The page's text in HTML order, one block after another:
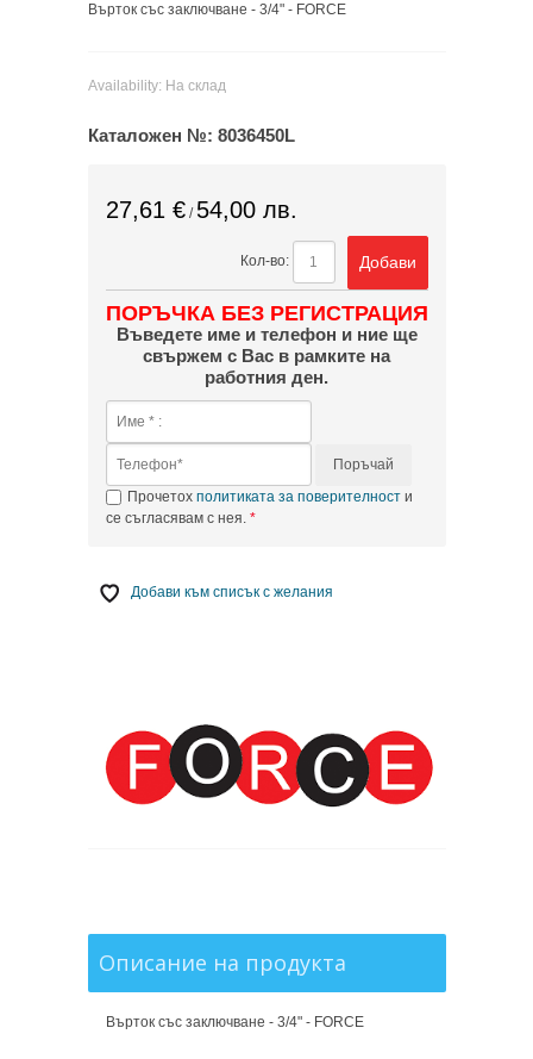
Върток със заключване - 3/4" - FORCE
Availability: На склад
Каталожен №: 8036450L
27,61 €/ 54,00 лв.
Кол-во: Добави
ПОРЪЧКА БЕЗ РЕГИСТРАЦИЯ
Въведете име и телефон и ние ще
свържем с Вас в рамките на
работния ден.
Поръчай
Прочетох политиката за поверителности
се съгласявам с нея.
Добави към списък с желания
Описание на продукта
Върток със заключване - 3/4" - FORCE